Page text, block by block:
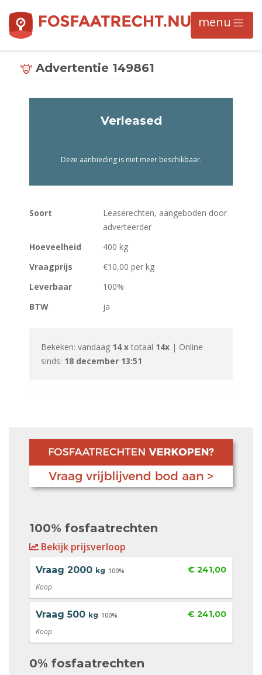
Advertentie 149861
Soort
Leaserechten, aangeboden door
adverteerder
Hoeveelheid
400 kg
Vraagprijs
€10,00 per kg
Leverbaar
100%
BTW
ja
Bekeken: vandaag 14 x totaal 14x | Online
sinds: 18 december 13:51
Verleased
Deze aanbieding is niet meer beschikbaar.
100% fosfaatrechten
Bekijk prijsverloop
Vraag 2000 kg 100% € 241,00
Koop
Vraag 500 kg 100% € 241,00
Koop
0% fosfaatrechten